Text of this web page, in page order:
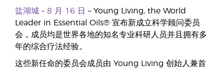
盐湖城 – 8 月 16 日 – Young Living, the World
Leader in Essential Oils® 宣布新成立科学顾问委员
会，成员均是世界各地的知名专业科研人员并且拥有多
年的综合疗法经验。
这些新任命的委员会成员由 Young Living 创始人兼首